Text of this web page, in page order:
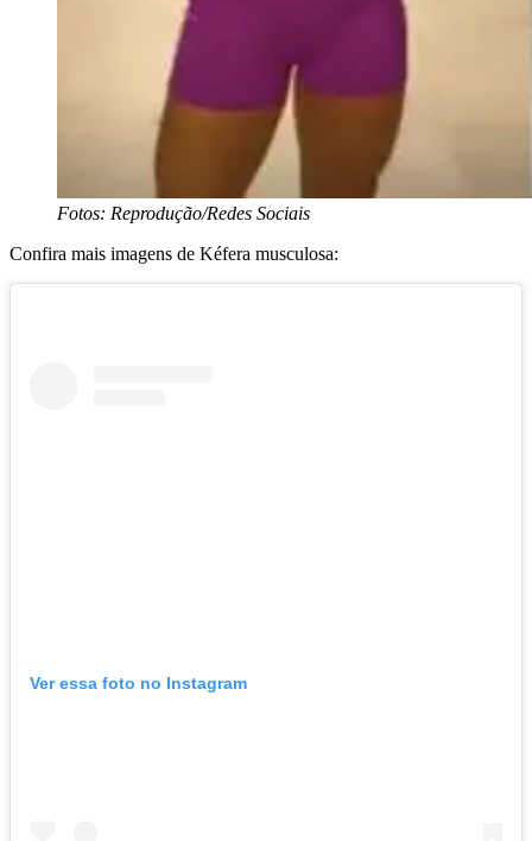
Fotos: Reprodução/Redes Sociais
Confira mais imagens de Kéfera musculosa:
Ver essa foto no Instagram